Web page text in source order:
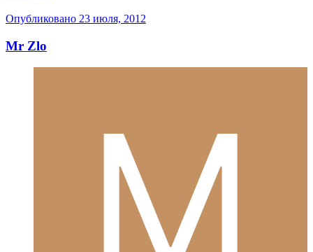
Опубликовано 23 июля, 2012
Mr Zlo